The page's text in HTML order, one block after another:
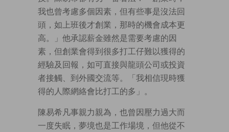
我也曾考慮多個因素，但有些事是沒法回
頭，如上班後才創業，那時的機會成本更
高。」他承認薪金雖然是需要考慮的因
素，但創業會得到很多打工仔難以獲得的
經驗及回報，如可直接與龍頭公司或投資
者接觸、到外國交流等。「我相信現時獲
得的人際網絡會比打工的多」。
陳易希凡事親力親為，也曾因壓力過大而
一度失眠，夢境也是工作場境，但他從不